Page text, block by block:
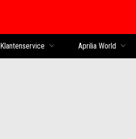
Klantenservice Aprilia World